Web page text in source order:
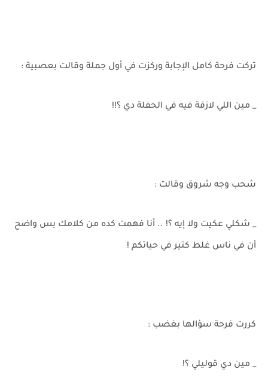
تركت فرحة كامل الإجابة وركزت في أول جملة وقالت بعصبية :
_ مين اللي لازقة فيه في الحفلة دي ؟!!
شحب وجه شروق وقالت :
_ شكلي عكيت ولا إيه ؟! .. أنا فهمت كده من كلامك بس واضح
أن في ناس غلط كتير في حياتكم !
كررت فرحة سؤالها بغضب :
_ مين دي قوليلي ؟!